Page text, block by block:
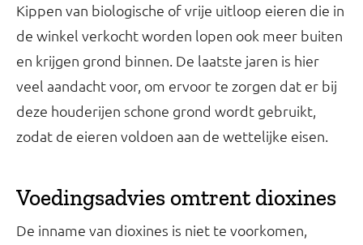
Kippen van biologische of vrije uitloop eieren die in
de winkel verkocht worden lopen ook meer buiten
en krijgen grond binnen. De laatste jaren is hier
veel aandacht voor, om ervoor te zorgen dat er bij
deze houderijen schone grond wordt gebruikt,
zodat de eieren voldoen aan de wettelijke eisen.
Voedingsadvies omtrent dioxines
De inname van dioxines is niet te voorkomen,